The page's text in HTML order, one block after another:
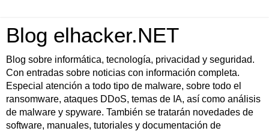
Blog elhacker.NET
Blog sobre informática, tecnología, privacidad y seguridad.
Con entradas sobre noticias con información completa.
Especial atención a todo tipo de malware, sobre todo el
ransomware, ataques DDoS, temas de IA, así como análisis
de malware y spyware. También se tratarán novedades de
software, manuales, tutoriales y documentación de